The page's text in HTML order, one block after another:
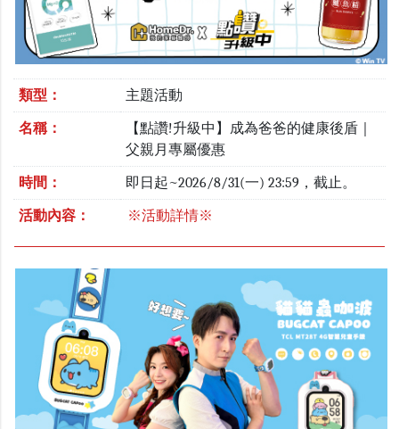
類型： 主題活動
名稱：
【點讚!升級中】成為爸爸的健康後盾｜
父親月專屬優惠
時間： 即日起~2026/8/31(一) 23:59，截止。
活動內容： ※活動詳情※